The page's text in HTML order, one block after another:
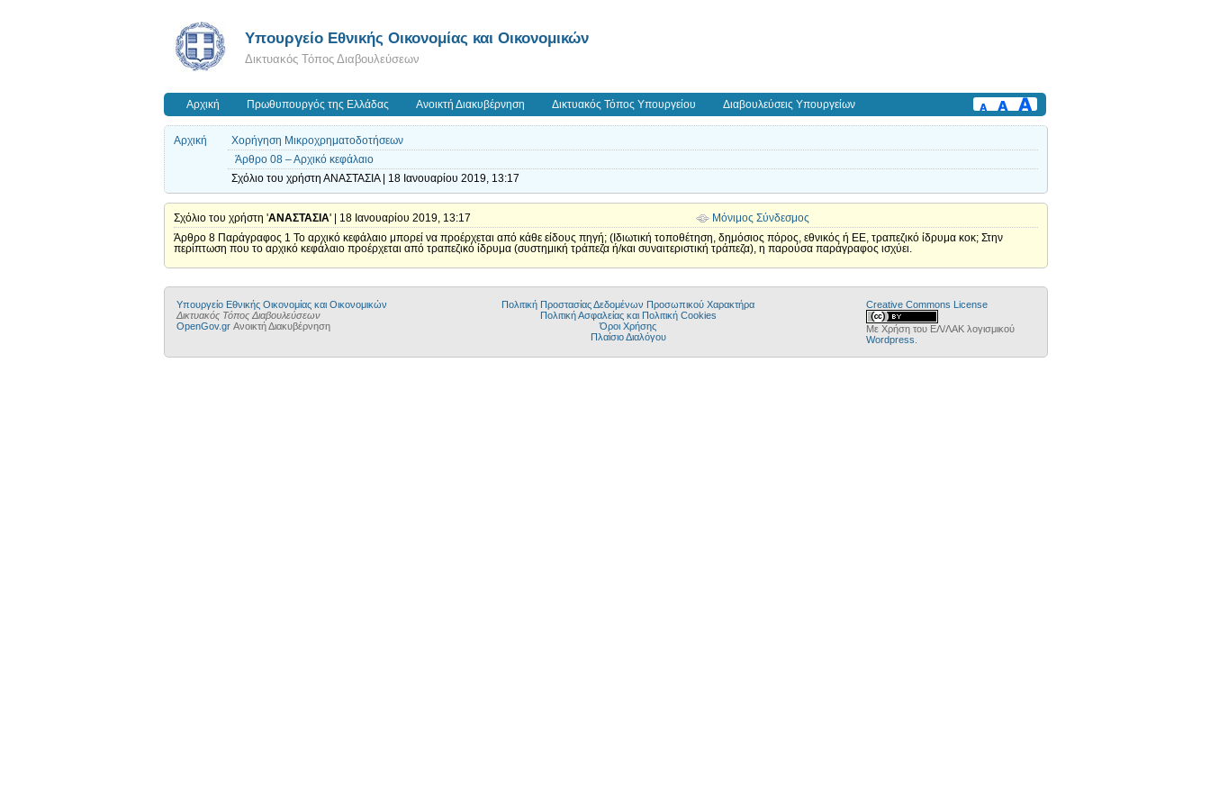
Υπουργείο Εθνικής Οικονομίας και Οικονομικών
Δικτυακός Τόπος Διαβουλεύσεων
Αρχική Πρωθυπουργός της Ελλάδας Ανοικτή Διακυβέρνηση Δικτυακός Τόπος Υπουργείου Διαβουλεύσεις Υπουργείων
Αρχική
Χορήγηση Μικροχρηματοδοτήσεων
Άρθρο 08 – Αρχικό κεφάλαιο
Σχόλιο του χρήστη ΑΝΑΣΤΑΣΙΑ | 18 Ιανουαρίου 2019, 13:17
Σχόλιο του χρήστη 'ΑΝΑΣΤΑΣΙΑ' | 18 Ιανουαρίου 2019, 13:17
Μόνιμος Σύνδεσμος
Άρθρο 8 Παράγραφος 1 Το αρχικό κεφάλαιο μπορεί να προέρχεται από κάθε είδους πηγή; (Ιδιωτική τοποθέτηση, δημόσιος πόρος, εθνικός ή ΕΕ, τραπεζικό ίδρυμα κοκ; Στην
περίπτωση που το αρχικό κεφάλαιο προέρχεται από τραπεζικό ίδρυμα (συστημική τράπεζα ή/και συναιτεριστική τράπεζα), η παρούσα παράγραφος ισχύει.
Υπουργείο Εθνικής Οικονομίας και Οικονομικών
Δικτυακός Τόπος Διαβουλεύσεων
OpenGov.gr Ανοικτή Διακυβέρνηση
Πολιτική Προστασίας Δεδομένων Προσωπικού Χαρακτήρα
Πολιτική Ασφαλείας και Πολιτική Cookies
Όροι Χρήσης
Πλαίσιο Διαλόγου
Creative Commons License
Με Χρήση του ΕΛ/ΛΑΚ λογισμικού
Wordpress